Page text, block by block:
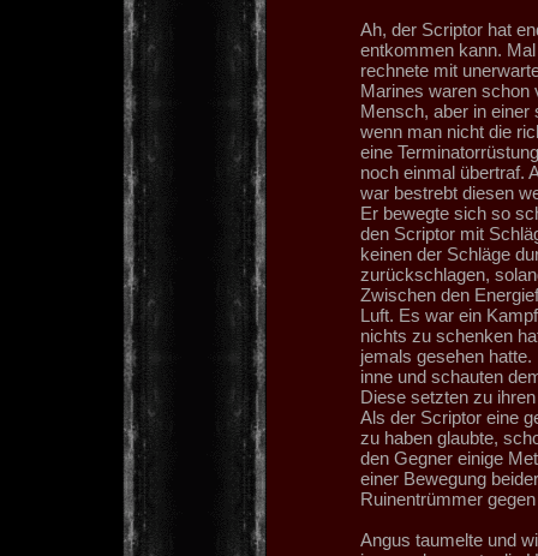
Ah, der Scriptor hat
entkommen kann.
rechnete mit
Marines waren schon
Mensch, aber in einer
wenn man nicht die
eine
noch einmal übertraf.
war bestrebt diesen
Er bewegte sich so
den Scriptor mit
keinen der Schläge
zurückschlagen,
Zwischen den
Luft. Es war ein
nichts zu schenken
jemals gesehen
inne und schauten
Diese setzten zu
Als der Scriptor eine
zu haben glaubte,
den Gegner einige
einer Bewegung
Ruinentrümmer
Angus taumelte und